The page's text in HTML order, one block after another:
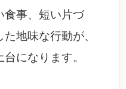
食事、短い片づ
地味な行動が、
になります。